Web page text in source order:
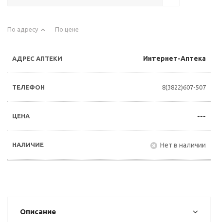
По адресу По цене
Интернет-Аптека
8(3822)607-507
---
Нет в наличии
Описание